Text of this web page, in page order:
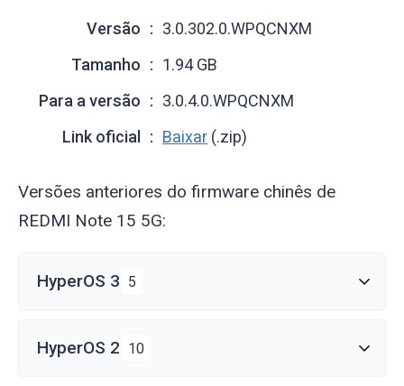
Versão
3.0.302.0.WPQCNXM
Tamanho
1.94 GB
Para a versão
3.0.4.0.WPQCNXM
Link oficial
Baixar (.zip)
Versões anteriores do firmware chinês de
REDMI Note 15 5G:
HyperOS 3 5
HyperOS 2 10